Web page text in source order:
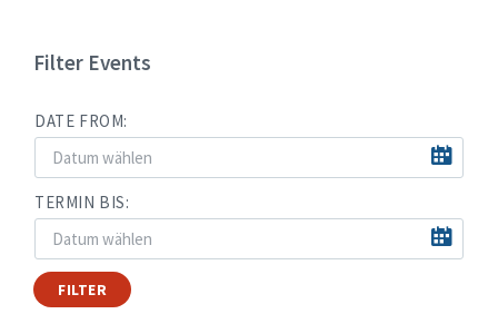
Filter Events
DATE FROM:
TERMIN BIS:
FILTER